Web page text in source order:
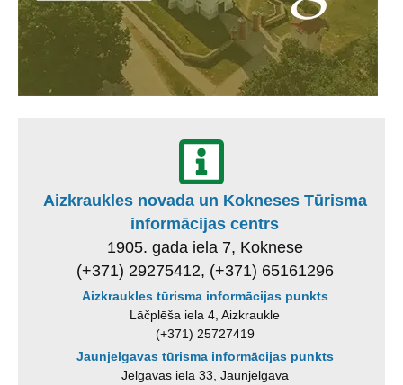
Aizkraukles novada un Kokneses Tūrisma
informācijas centrs
1905. gada iela 7, Koknese
(+371) 29275412, (+371) 65161296
Aizkraukles tūrisma informācijas punkts
Lāčplēša iela 4, Aizkraukle
(+371) 25727419
Jaunjelgavas tūrisma informācijas punkts
Jelgavas iela 33, Jaunjelgava